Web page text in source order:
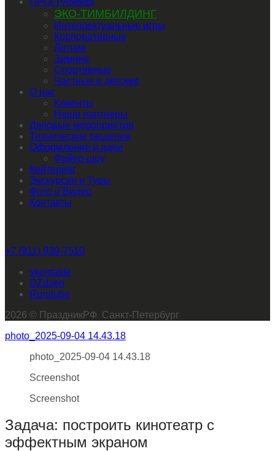
ЭКО-ТИМБИЛДИНГ
Интеллектуальные игры
Корпоративные
Летние
Зимние
Спортивные
Частные и детские
О нас
Клиенты
Наши партнеры
Деловые мероприятия
Технические решения
Оформление и идеи
Файер-шоу
Кейтеринг
Экскурсии и Туры
Фото и Видео
Контакты
+7 (911) 939-7510
vkontakte
dzen
rutube
2026 © ПраздникРФ Санкт-Петербург
photo_2025-09-04 14.43.18
photo_2025-09-04 14.43.18
Screenshot
Screenshot
Задача: построить кинотеатр с
эффектным экраном